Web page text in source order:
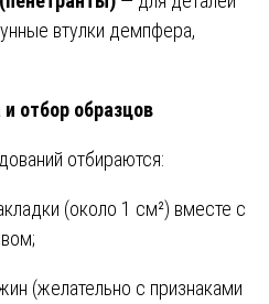
втулки демпфера,
отбор образцов
отбираются:
(около 1 см²) вместе с
(желательно с признаками